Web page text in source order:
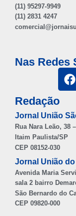
(11) 95297-9949
(11) 2831 4247
Nas Redes
Redação
Jornal União
Rua Nara Leão, 38
Itaim Paulista/SP
CEP 08152-030
Jornal União do
Avenida Maria
sala 2 bairro
São Bernardo do
CEP 09820-000